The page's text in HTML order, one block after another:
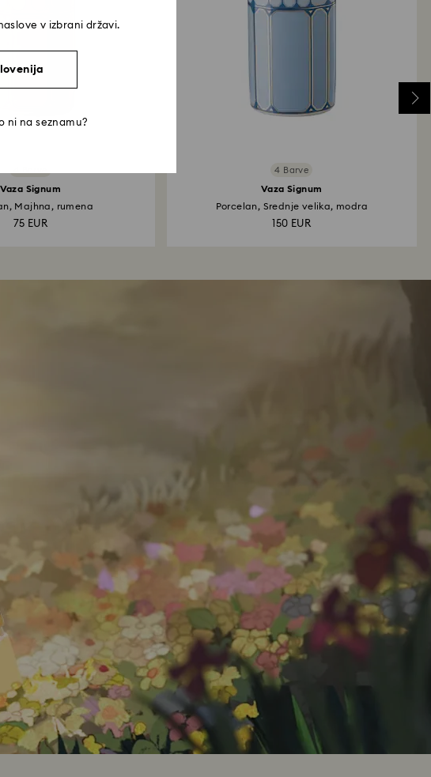
Vaza Signum
Majhna, rumena
75 EUR
4 Barve
Vaza Signum
Porcelan, Srednje velika, modra
150 EUR
v izbrani državi.
ni na seznamu?